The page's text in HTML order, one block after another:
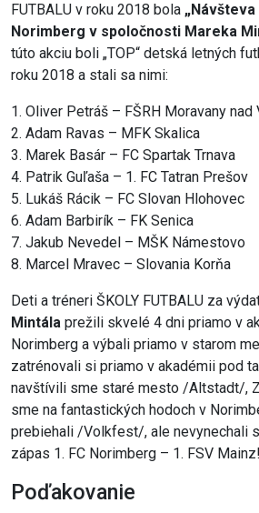
FUTBALU v roku 2018 bola
Norimberg v spoločnosti Mareka
túto akciu boli „TOP“ detská letných
roku 2018 a stali sa nimi:
1. Oliver Petráš – FŠRH Moravany nad
2. Adam Ravas – MFK Skalica
3. Marek Basár – FC Spartak Trnava
4. Patrik Guľaša – 1. FC Tatran Prešov
5. Lukáš Rácik – FC Slovan Hlohovec
6. Adam Barbirík – FK Senica
7. Jakub Nevedel – MŠK Námestovo
8. Marcel Mravec – Slovania Korňa
Deti a tréneri ŠKOLY FUTBALU za
Mintála prežili skvelé 4 dni priamo v
Norimberg a výbali priamo v starom
zatrénovali si priamo v akadémii pod
navštívili sme staré mesto /Altstadt/,
sme na fantastických hodoch v
prebiehali /Volkfest/, ale nevynechali
zápas 1. FC Norimberg – 1. FSV Mainz!
Poďakovanie